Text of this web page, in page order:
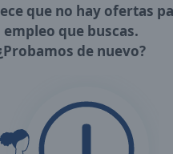
que no hay ofertas
empleo que buscas.
de nuevo?